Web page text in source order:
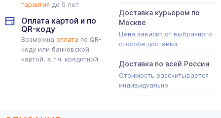
гарантия до 5 лет
Оплата картой и по
QR-коду
Возможна оплата по QR-
коду или банковской
картой, в т.ч. кредитной.
Доставка курьером по
Москве
Цена зависит от выбранного
способа доставки
Доставка по всей России
Стоимость рассчитывается
индивидуально